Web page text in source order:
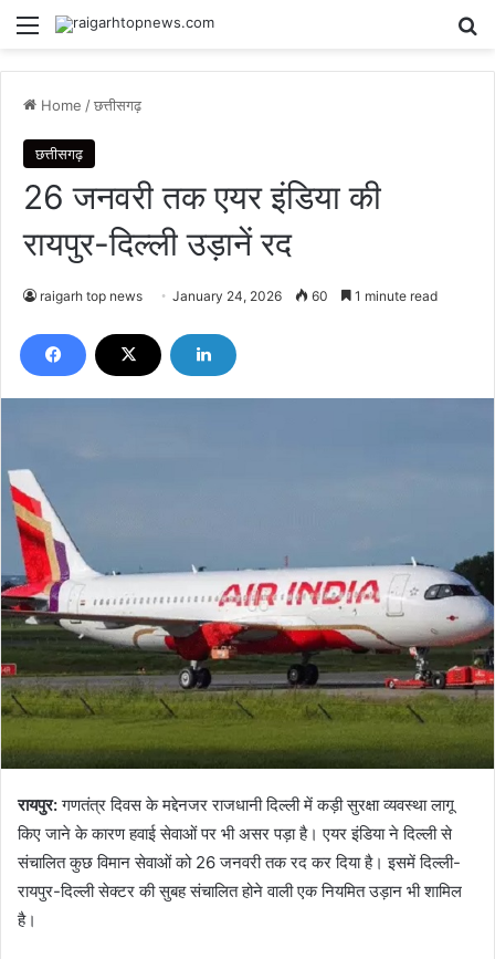
Menu
Home /छत्तीसगढ़
छत्तीसगढ़
26 जनवरी तक एयर इंडिया की
रायपुर-दिल्ली उड़ानें रद
raigarh top news January 24, 2026 60 1 minute read
रायपुर:गणतंत्र दिवस के मद्देनजर राजधानी दिल्ली में कड़ी सुरक्षा व्यवस्था लागू
किए जाने के कारण हवाई सेवाओं पर भी असर पड़ा है। एयर इंडिया ने दिल्ली से
संचालित कुछ विमान सेवाओं को 26 जनवरी तक रद कर दिया है। इसमें दिल्ली-
रायपुर-दिल्ली सेक्टर की सुबह संचालित होने वाली एक नियमित उड़ान भी शामिल
है।